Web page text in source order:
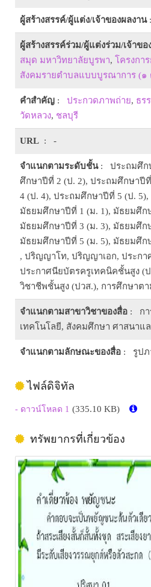
ผู้สร้างสรรค์/ผู้แต่ง/เจ้าของผลงาน:
ผู้สร้างสรรค์ร่วม/ผู้แต่งร่วม/เจ้าขอ
สมุด มหาวิทยาลัยบูรพา, โครงกา
สังคมรายตำบลแบบบูรณาการ (๑
คำสำคัญ : ประกวดภาพถ่าย, ธร
วัดหลวง, ชลบุรี
URL : -
จำแนกตามระดับชั้น: ประถมศึก
ศึกษาปีที่ 2 (ป. 2), ประถมศึกษาปี
4 (ป. 4), ประถมศึกษาปีที่ 5 (ป.
มัธยมศึกษาปีที่ 1 (ม. 1), มัธยมศึก
มัธยมศึกษาปีที่ 3 (ม. 3), มัธยมศึก
มัธยมศึกษาปีที่ 5 (ม. 5), มัธยมศึ
, ปริญญาโท, ปริญญาเอก, ประกา
ประกาศนียบัตรครูเทคนิคชั้นสูง (
วิชาชีพชั้นสูง (ปวส.), การศึกษาต
จำแนกตามสาขาวิชาของสื่อ : กา
เทคโนโลยี, สังคมศึกษา ศาสนาแ
จำแนกตามลักษณะของสื่อ : รูปภ
ไฟล์ดิจิทัล
- ดาวน์โหลด 1 (335.10 KB)
ทรัพยากรที่เกี่ยวข้อง